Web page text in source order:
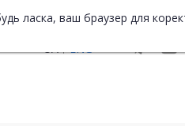
ласка, ваш браузер для
UA
ENG